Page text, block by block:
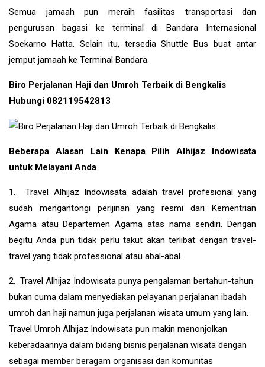
Semua jamaah pun meraih fasilitas transportasi dan
pengurusan bagasi ke terminal di Bandara Internasional
Soekarno Hatta. Selain itu, tersedia Shuttle Bus buat antar
jemput jamaah ke Terminal Bandara.
Biro Perjalanan Haji dan Umroh Terbaik di Bengkalis
Hubungi 082119542813
Beberapa Alasan Lain Kenapa Pilih Alhijaz Indowisata
untuk Melayani Anda
1. Travel Alhijaz Indowisata adalah travel profesional yang
sudah mengantongi perijinan yang resmi dari Kementrian
Agama atau Departemen Agama atas nama sendiri. Dengan
begitu Anda pun tidak perlu takut akan terlibat dengan travel-
travel yang tidak professional atau abal-abal.
2. Travel Alhijaz Indowisata punya pengalaman bertahun-tahun
bukan cuma dalam menyediakan pelayanan perjalanan ibadah
umroh dan haji namun juga perjalanan wisata umum yang lain.
Travel Umroh Alhijaz Indowisata pun makin menonjolkan
keberadaannya dalam bidang bisnis perjalanan wisata dengan
sebagai member beragam organisasi dan komunitas